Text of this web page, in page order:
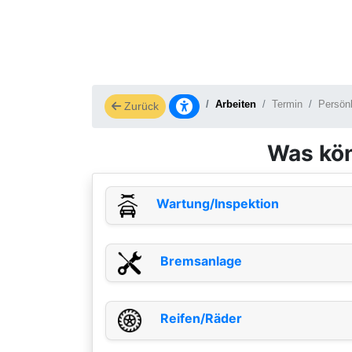
Zurück Arbeiten Termin
Was
Wartung/Inspektion
Bremsanlage
Reifen/Räder